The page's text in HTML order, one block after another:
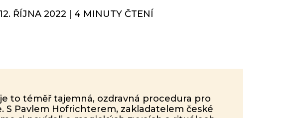
ŘÍJNA 2022 | 4 MINUTY ČTENÍ
to téměř tajemná, ozdravná procedura pro
S Pavlem Hofrichterem, zakladatelem české